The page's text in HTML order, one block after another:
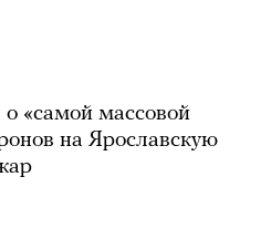
«самой массовой
на Ярославскую